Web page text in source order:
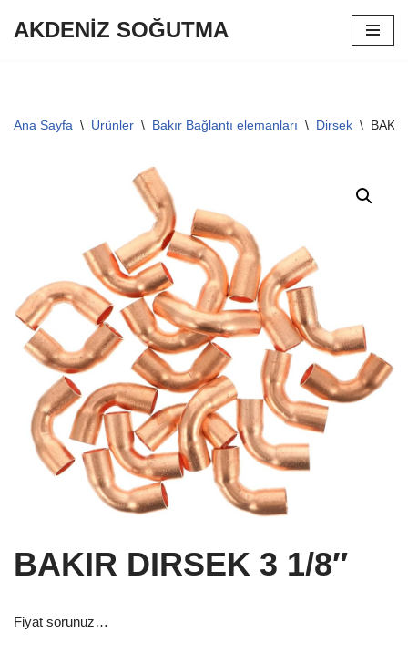
AKDENİZ SOĞUTMA
Ana Sayfa \ Ürünler \ Bakır Bağlantı elemanları \ Dirsek \
BAKIR DIRSEK 3 1/8″
Fiyat sorunuz…